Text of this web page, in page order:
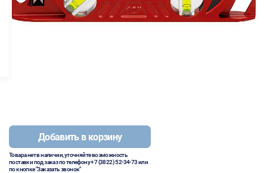
Добавить в корзину
Товара нет в наличии, уточняйте возможность
поставки под заказ по телефону+7 (3822) 52-34-73или
по кнопке "Заказать звонок"